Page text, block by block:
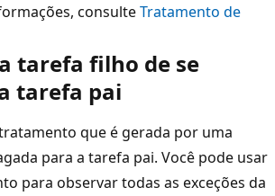
consulteTratamento de
tarefa filho de se
tarefa pai
que é gerada por uma
para a tarefa pai. Você pode usar
para observar todas as exceções da